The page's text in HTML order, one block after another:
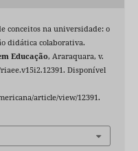
conceitos na universidade: o
didática colaborativa.
Educação, Araraquara, v.
riaee.v15i2.12391. Disponível
article/view/12391.